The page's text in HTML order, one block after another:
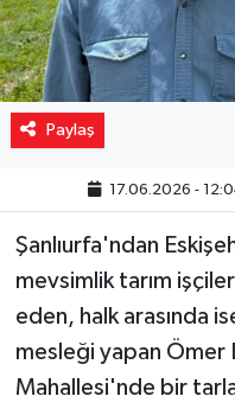
Paylaş
17.06.2026 -
Şanlıurfa'ndan
mevsimlik tarım
eden, halk arasında
mesleği yapan Ömer
Mahallesi'nde bir